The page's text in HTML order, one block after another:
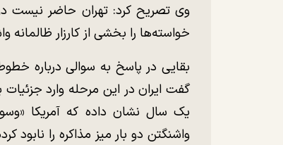
وی تصریح کرد: تهران حاضر نیست در
خواسته‌ها را بخشی از کارزار ظالمانه
بقایی در پاسخ به سوالی درباره
گفت ایران در این مرحله وارد جزئیات
یک سال نشان داده که آمریکا
واشنگتن دو بار میز مذاکره را نابود